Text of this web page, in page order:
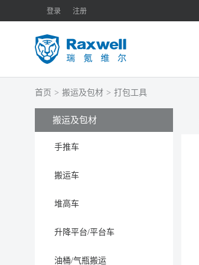
登录 注册
首页 > 搬运及包材 > 打包工具
搬运及包材
手推车
搬运车
堆高车
升降平台/平台车
油桶/气瓶搬运